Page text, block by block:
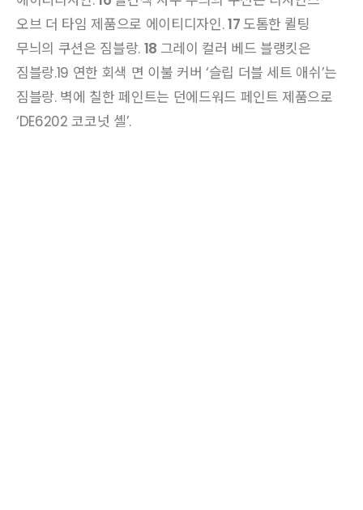
오브 더 타임 제품으로 에이티디자인.17도톰한 퀼팅
무늬의 쿠션은 짐블랑. 18 그레이 컬러 베드 블랭킷은
짐블랑.19 연한 회색 면 이불 커버 ‘슬립 더블 세트 애쉬’는
짐블랑. 벽에 칠한 페인트는 던에드워드 페인트 제품으로
‘DE6202 코코넛 셸’.